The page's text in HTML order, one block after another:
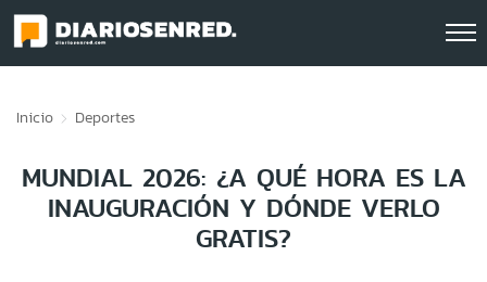
Inicio Deportes
MUNDIAL 2026: ¿A QUÉ HORA ES LA
INAUGURACIÓN Y DÓNDE VERLO
GRATIS?